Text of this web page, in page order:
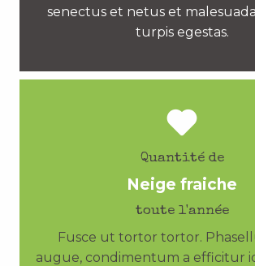
senectus et netus et
turpis egestas.
Quantité de
Neige fraiche
toute l'année
Fusce ut tortor tortor.
augue, condimentum a efficitur